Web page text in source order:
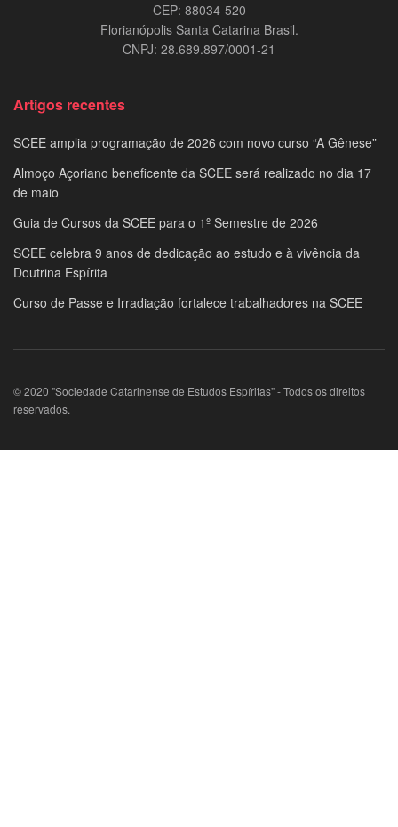
CEP: 88034-520
Florianópolis Santa Catarina Brasil.
CNPJ: 28.689.897/0001-21
Artigos recentes
SCEE amplia programação de 2026 com novo curso “A Gênese”
Almoço Açoriano beneficente da SCEE será realizado no dia 17
de maio
Guia de Cursos da SCEE para o 1º Semestre de 2026
SCEE celebra 9 anos de dedicação ao estudo e à vivência da
Doutrina Espírita
Curso de Passe e Irradiação fortalece trabalhadores na SCEE
© 2020 "Sociedade Catarinense de Estudos Espíritas" - Todos os direitos
reservados.